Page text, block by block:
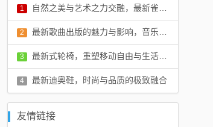
1 自然之美与艺术之力交融，最新雀羽的绝美展现
评论：0 条
2 最新歌曲出版的魅力与影响，音乐产业繁荣的脉搏
评论：0 条
3 最新式轮椅，重塑移动自由与生活品质
评论：0 条
4 最新迪奥鞋，时尚与品质的极致融合
友情链接